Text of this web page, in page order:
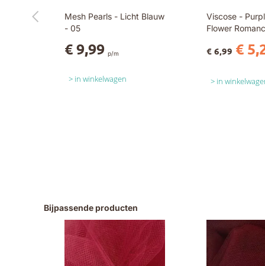
Mesh Pearls - Licht Blauw
- 05
€ 9,99 p/m
in winkelwagen
Viscose -
Flower
€
€ 6,99
in
Bijpassende producten